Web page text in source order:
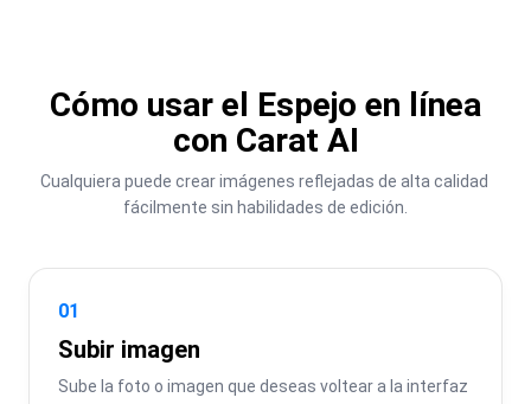
Cómo usar el Espejo en línea
con Carat AI
Cualquiera puede crear imágenes reflejadas de alta calidad
fácilmente sin habilidades de edición.
01
Subir imagen
Sube la foto o imagen que deseas voltear a la interfaz